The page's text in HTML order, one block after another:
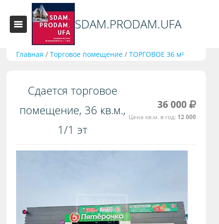
SDAM.PRODAM.UFA
Главная /Торговое помещение /ТОРГОВОЕ 36 м²
Сдается торговое
помещение, 36 кв.м.,
1/1 эт
36 000
Цена кв.м. в год: 12 000